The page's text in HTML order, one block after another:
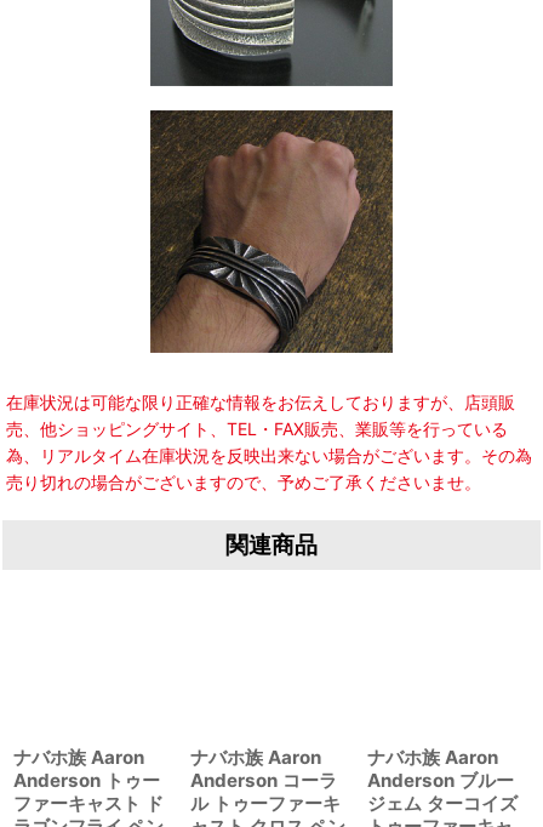
在庫状況は可能な限り正確な情報をお伝えしておりますが、店頭販
売、他ショッピングサイト、TEL・FAX販売、業販等を行っている
為、リアルタイム在庫状況を反映出来ない場合がございます。その為
売り切れの場合がございますので、予めご了承くださいませ。
関連商品
ナバホ族 Aaron
Anderson トゥー
ファーキャスト ド
ナバホ族 Aaron
Anderson コーラ
ル トゥーファーキ
ナバホ族 Aaron
Anderson ブルー
ジェム ターコイズ